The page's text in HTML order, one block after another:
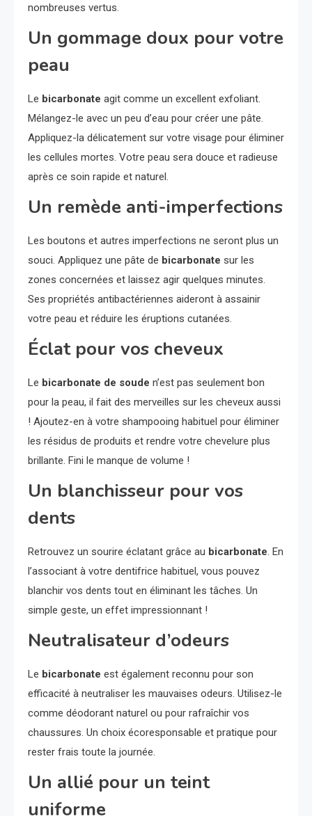
nombreuses vertus.
Un gommage doux pour votre
peau
Le bicarbonate agit comme un excellent exfoliant.
Mélangez-le avec un peu d’eau pour créer une pâte.
Appliquez-la délicatement sur votre visage pour éliminer
les cellules mortes. Votre peau sera douce et radieuse
après ce soin rapide et naturel.
Un remède anti-imperfections
Les boutons et autres imperfections ne seront plus un
souci. Appliquez une pâte de bicarbonate sur les
zones concernées et laissez agir quelques minutes.
Ses propriétés antibactériennes aideront à assainir
votre peau et réduire les éruptions cutanées.
Éclat pour vos cheveux
Le bicarbonate de soude n’est pas seulement bon
pour la peau, il fait des merveilles sur les cheveux aussi
! Ajoutez-en à votre shampooing habituel pour éliminer
les résidus de produits et rendre votre chevelure plus
brillante. Fini le manque de volume !
Un blanchisseur pour vos
dents
Retrouvez un sourire éclatant grâce au bicarbonate. En
l’associant à votre dentifrice habituel, vous pouvez
blanchir vos dents tout en éliminant les tâches. Un
simple geste, un effet impressionnant !
Neutralisateur d’odeurs
Le bicarbonate est également reconnu pour son
efficacité à neutraliser les mauvaises odeurs. Utilisez-le
comme déodorant naturel ou pour rafraîchir vos
chaussures. Un choix écoresponsable et pratique pour
rester frais toute la journée.
Un allié pour un teint
uniforme